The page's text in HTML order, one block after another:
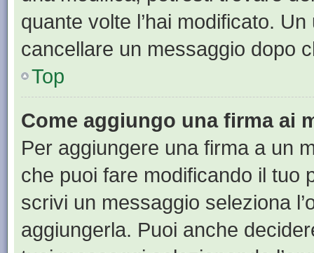
quante volte l’hai modificato.
cancellare un messaggio dopo
Top
Come aggiungo una firma ai
Per aggiungere una firma a un
che puoi fare modificando il tuo
scrivi un messaggio seleziona
aggiungerla. Puoi anche